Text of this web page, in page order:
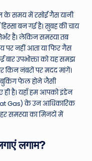
समय में रसोई गैस यानी
बन गई है। सुबह की चाय
है। लेकिन समस्या तब
पर नहीं आता या फिर गैस
उपभोक्ता को यह समझ
किन नंबरों पर मदद मांगें।
बुकिंग फेल होने जैसी
है। यहाँ हम आपको इंडेन
Gas) के उन आधिकारिक
समस्या का मिनटों में
लगाम?